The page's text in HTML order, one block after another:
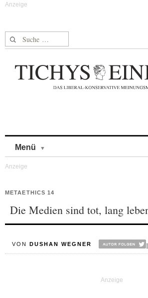
Suche nach:
Menü
METAETHICS 14
Die Medien sind tot, lang
VON DUSHAN WEGNER